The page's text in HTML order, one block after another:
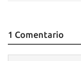
1 Comentario